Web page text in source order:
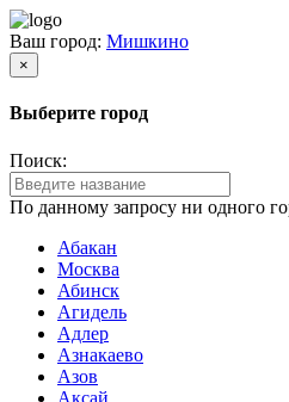
Ваш город: Мишкино
×
Выберите город
Поиск:
По данному запросу ни одного
Абакан
Москва
Абинск
Агидель
Адлер
Азнакаево
Азов
Аксай